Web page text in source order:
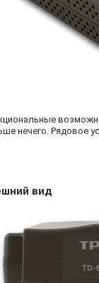
нечего. Рядовое
вид